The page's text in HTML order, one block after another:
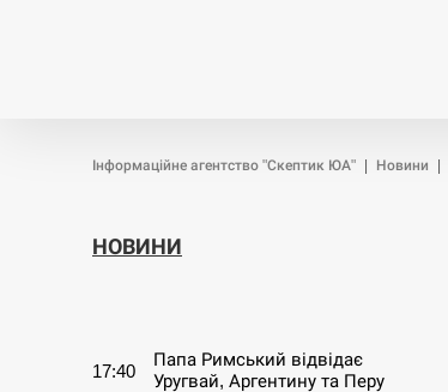
Інформаційне агентство "Скептик ЮА" Новини
НОВИНИ
17:40
Папа Римський відвідає
Уругвай, Аргентину та Перу